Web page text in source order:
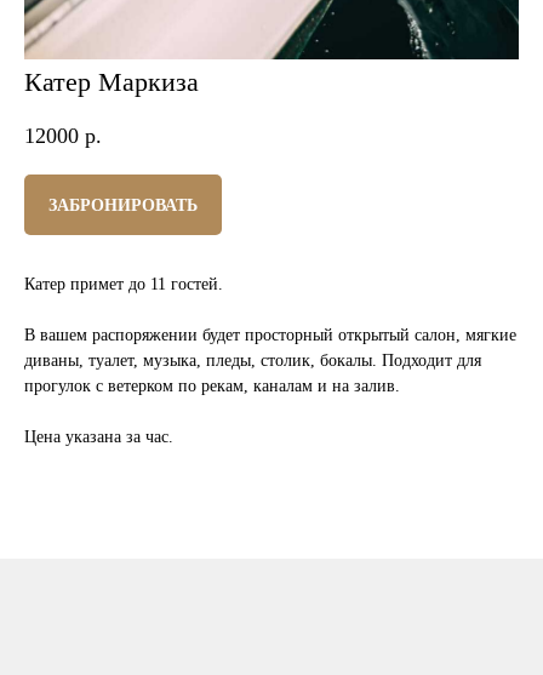
Катер Маркиза
12000 р.
ЗАБРОНИРОВАТЬ
Катер примет до 11 гостей.
В вашем распоряжении будет просторный открытый салон, мягкие
диваны, туалет, музыка, пледы, столик, бокалы. Подходит для
прогулок с ветерком по рекам, каналам и на залив.
Цена указана за час.